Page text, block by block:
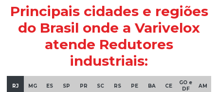
Moto redutor
Moto redutor 1 2 cv
Moto redutor de 1 cv
Moto redutor de meio cv
Moto redutor para tanque de leite
Principais cidades e regiões
do Brasil onde a Varivelox
atende Redutores
industriais:
RJ MG ES SP PR SC RS PE BA CE
GO e
DF
AM